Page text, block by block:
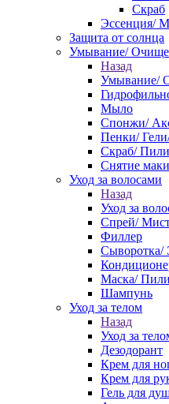
Скраб
Эссенция/
Защита от солнца
Умывание/
Назад
Умывание/
Мыло
Спонжи/
Пенки/
Скраб/
Снятие
Уход за волосами
Назад
Уход за
Спрей/
Филлер
Сыворотка/
Маска/
Шампунь
Уход за телом
Назад
Уход за
Дезодорант
Крем для
Крем для
Гель для